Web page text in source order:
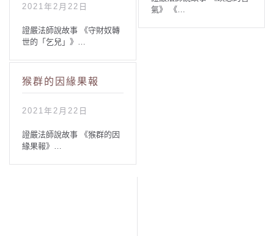
2021年2月22日
證嚴法師說故事 《守財奴轉
世的「乞兒」》…
猴群的因緣果報
2021年2月22日
證嚴法師說故事 《猴群的因
緣果報》…
氣》 《…